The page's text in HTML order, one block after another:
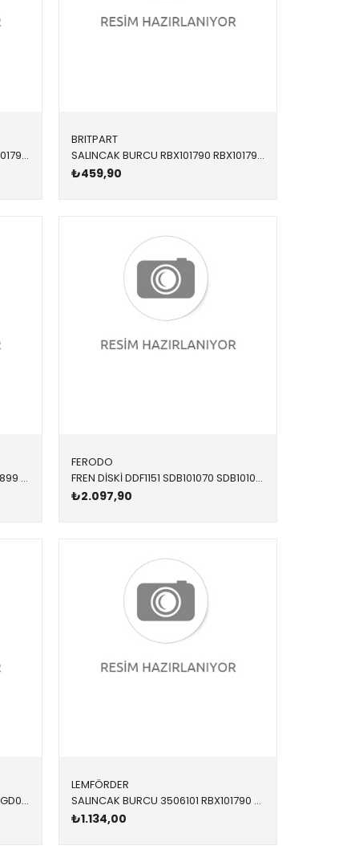
SALINCAK BURCU RBX101790 RBX101790 RBX101790 FREELANDER 1 ÖN-ALT SAĞ-SOL 1996-2006
BRITPART
SALINCAK BURCU RBX101790 RBX101790 RBX101790 FREELANDER 1 ÖN-ALT SAĞ-SOL 1996-2006
₺459,90
FREN BALATASI ÖN FDB1473 LR021899 LR021899 FREELANDER 1 1996-2006
FERODO
FREN DİSKİ DDF1151 SDB101070 SDB101070 FREELANDER 1 ÖN ADET 2001-2006
₺2.097,90
SALINCAK 2956801 RGD000060 RGD000060 FREELANDER 1 ARKA SAĞ-SOL 1996-2006
LEMFÖRDER
SALINCAK BURCU 3506101 RBX101790 RBX101790 FREELANDER 1 ÖN-ALT SAĞ-SOL 1996-2006
₺1.134,00